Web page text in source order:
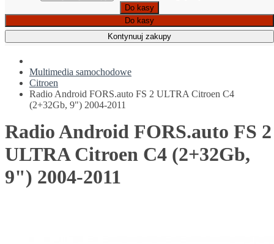
Do kasy
Do kasy
Kontynuuj zakupy
Multimedia samochodowe
Citroen
Radio Android FORS.auto FS 2 ULTRA Citroen C4
(2+32Gb, 9") 2004-2011
Radio Android FORS.auto FS 2
ULTRA Citroen C4 (2+32Gb,
9") 2004-2011